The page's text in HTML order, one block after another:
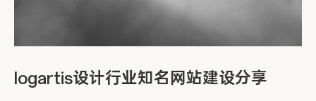
logartis设计行业知名网站建设分享